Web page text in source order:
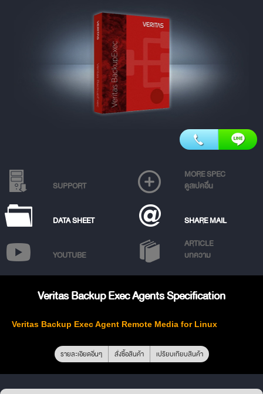
SUPPORT
MORE SPEC
ดูสเปคอื่น
DATA SHEET SHARE MAIL
YOUTUBE
ARTICLE
บทความ
Veritas Backup Exec Agents Specification
Veritas Backup Exec Agent Remote Media for Linux
รายละเอียดอื่นๆ สั่งซื้อสินค้า เปรียบเทียบสินค้า